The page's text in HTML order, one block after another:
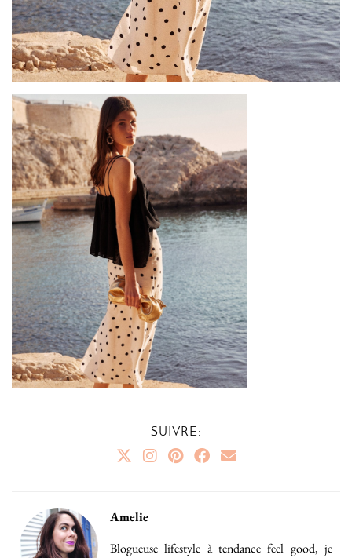
SUIVRE:
Amelie
Blogueuse lifestyle à tendance feel good, je